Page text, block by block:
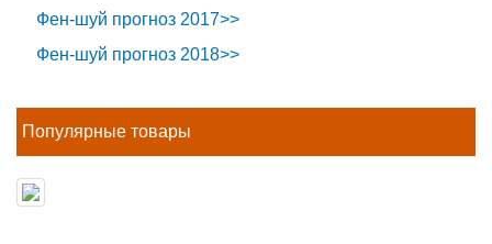
Фен-шуй прогноз 2017>>
Фен-шуй прогноз 2018>>
Популярные товары